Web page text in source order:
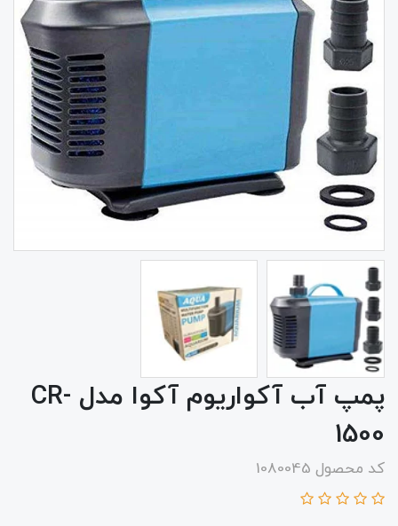
پمپ آب آکواریوم آکوا مدل CR-
1500
کد محصول 1080045